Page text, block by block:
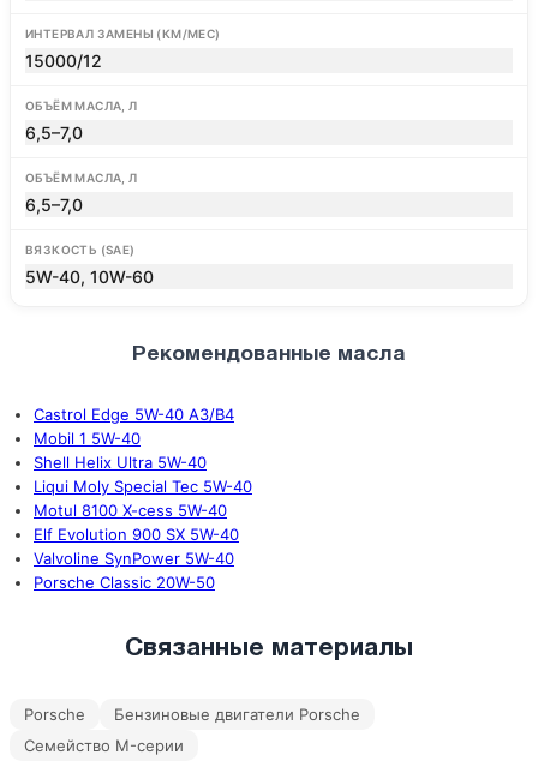
ИНТЕРВАЛ ЗАМЕНЫ (КМ/МЕС)
15000/12
ОБЪЁМ МАСЛА, Л
6,5–7,0
ОБЪЁМ МАСЛА, Л
6,5–7,0
ВЯЗКОСТЬ (SAE)
5W-40, 10W-60
Рекомендованные масла
Castrol Edge 5W-40 A3/B4
Mobil 1 5W-40
Shell Helix Ultra 5W-40
Liqui Moly Special Tec 5W-40
Motul 8100 X-cess 5W-40
Elf Evolution 900 SX 5W-40
Valvoline SynPower 5W-40
Porsche Classic 20W-50
Связанные материалы
Porsche
Бензиновые двигатели Porsche
Семейство M-серии